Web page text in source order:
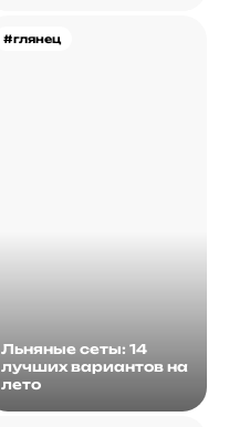
#глянец
Льняные сеты: 14
лучших вариантов на
лето